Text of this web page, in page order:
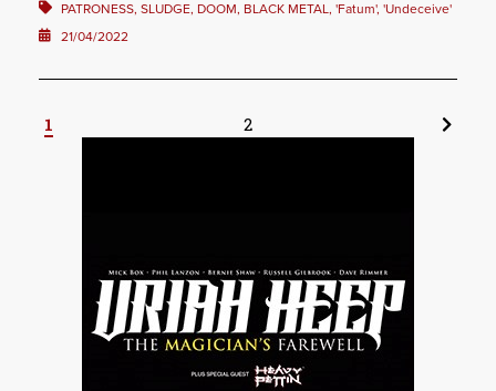
PATRONESS, SLUDGE, DOOM, BLACK METAL, 'Fatum', 'Undeceive'
21/04/2022
1 2